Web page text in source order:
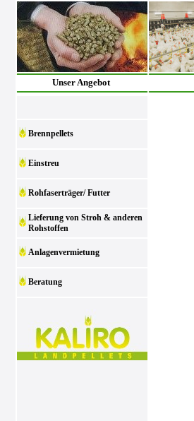
Unser Angebot
Brennpellets
Einstreu
Rohfaserträger/ Futter
Lieferung von Stroh & anderen
Rohstoffen
Anlagenvermietung
Beratung